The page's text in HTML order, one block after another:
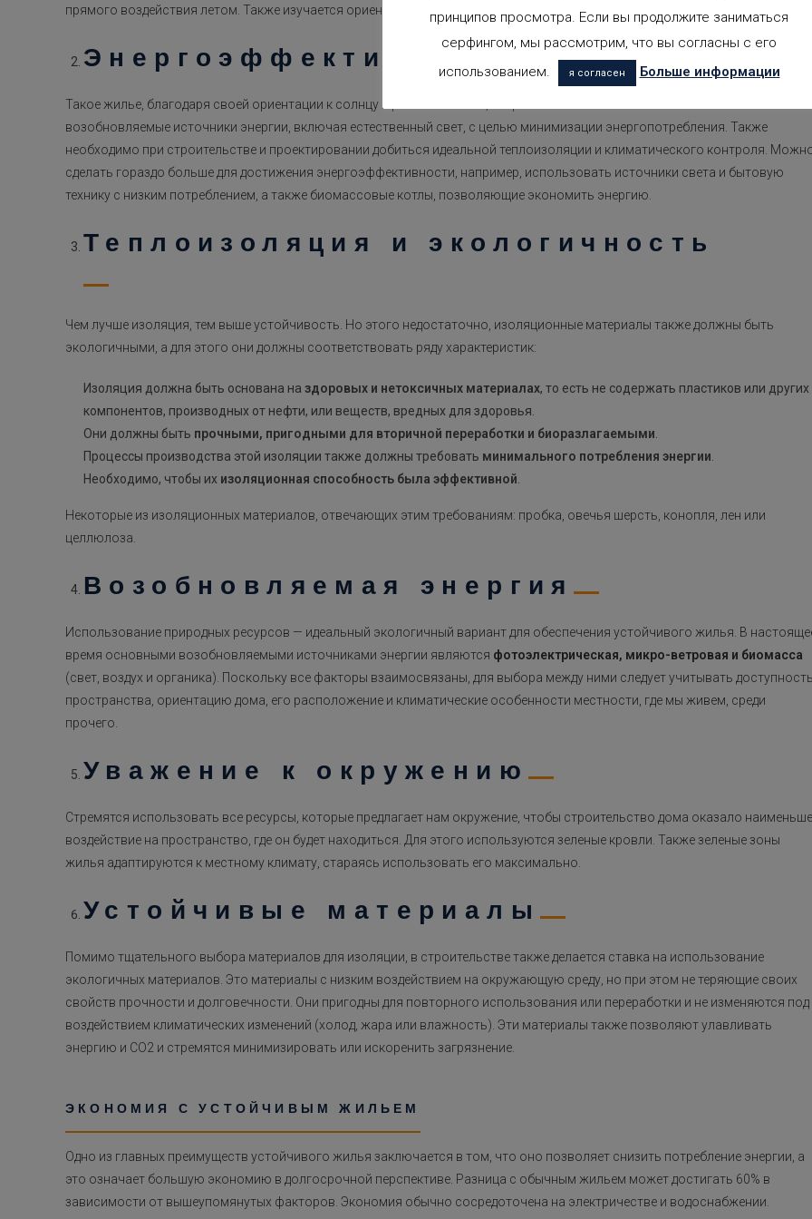
прямого воздействия летом. Также изучается ориентация каждого из помещений для снижения потребности в энергии.
Энергоэффективность
Такое жилье, благодаря своей ориентации к солнцу и расположению, старается максимально использовать
возобновляемые источники энергии, включая естественный свет, с целью минимизации энергопотребления. Также
необходимо при строительстве и проектировании добиться идеальной теплоизоляции и климатического контроля.
сделать гораздо больше для достижения энергоэффективности, например, использовать источники света и бытовую
технику с низким потреблением, а также биомассовые котлы, позволяющие экономить энергию.
Теплоизоляция и экологичность
Чем лучше изоляция, тем выше устойчивость. Но этого недостаточно, изоляционные материалы также должны быть
экологичными, а для этого они должны соответствовать ряду характеристик:
Изоляция должна быть основана на здоровых и нетоксичных материалах, то есть не содержать пластиков или других
компонентов, производных от нефти, или веществ, вредных для здоровья.
Они должны быть прочными, пригодными для вторичной переработки и биоразлагаемыми.
Процессы производства этой изоляции также должны требовать минимального потребления энергии.
Необходимо, чтобы их изоляционная способность была эффективной.
Некоторые из изоляционных материалов, отвечающих этим требованиям: пробка, овечья шерсть, конопля, лен или
целлюлоза.
Возобновляемая энергия
Использование природных ресурсов — идеальный экологичный вариант для обеспечения устойчивого жилья. В
время основными возобновляемыми источниками энергии являются фотоэлектрическая, микро-ветровая и биомасса
(свет, воздух и органика). Поскольку все факторы взаимосвязаны, для выбора между ними следует учитывать
пространства, ориентацию дома, его расположение и климатические особенности местности, где мы живем, среди
прочего.
Уважение к окружению
Стремятся использовать все ресурсы, которые предлагает нам окружение, чтобы строительство дома оказало
воздействие на пространство, где он будет находиться. Для этого используются зеленые кровли. Также зеленые зоны
жилья адаптируются к местному климату, стараясь использовать его максимально.
Устойчивые материалы
Помимо тщательного выбора материалов для изоляции, в строительстве также делается ставка на использование
экологичных материалов. Это материалы с низким воздействием на окружающую среду, но при этом не теряющие своих
свойств прочности и долговечности. Они пригодны для повторного использования или переработки и не изменяются под
воздействием климатических изменений (холод, жара или влажность). Эти материалы также позволяют улавливать
энергию и CO2 и стремятся минимизировать или искоренить загрязнение.
ЭКОНОМИЯ С УСТОЙЧИВЫМ ЖИЛЬЕМ
Одно из главных преимуществ устойчивого жилья заключается в том, что оно позволяет снизить потребление энергии, а
это означает большую экономию в долгосрочной перспективе. Разница с обычным жильем может достигать 60% в
зависимости от вышеупомянутых факторов. Экономия обычно сосредоточена на электричестве и водоснабжении.
принципов просмотра. Если вы продолжите заниматься
серфингом, мы рассмотрим, что вы согласны с его
использованием.
я согласен Больше информации